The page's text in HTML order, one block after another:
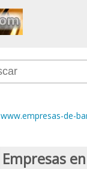
www.empresas-de-
Empresas